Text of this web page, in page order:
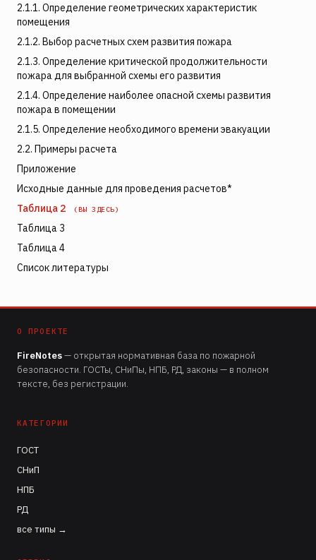
2.1.1. Определение геометрических характеристик
помещения
2.1.2. Выбор расчетных схем развития пожара
2.1.3. Определение критической продолжительности
пожара для выбранной схемы его развития
2.1.4. Определение наиболее опасной схемы развития
пожара в помещении
2.1.5. Определение необходимого времени эвакуации
2.2. Примеры расчета
Приложение
Исходные данные для проведения расчетов*
Таблица 2
(ВЫ ЗДЕСЬ)
Таблица 3
Таблица 4
Список литературы
О ПРОЕКТЕ
FireNotes— открытая нормативная база по пожарной
безопасности. ГОСТы, СНиПы, НПБ, РД, законы — в полном
тексте, без регистрации.
КАТЕГОРИИ
ГОСТ
СНиП
НПБ
РД
все типы →